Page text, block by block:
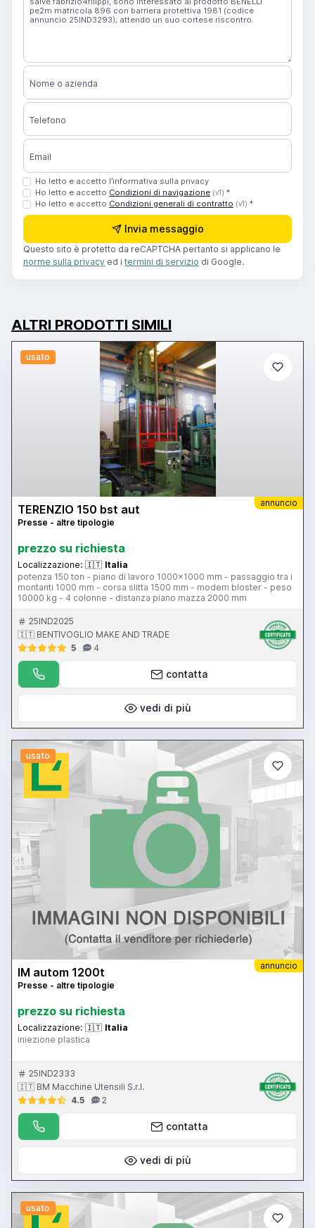
Nome o azienda
Telefono
Email
Ho letto e accetto l’informativa sulla privacy
Ho letto e accetto Condizioni di navigazione (v1) *
Ho letto e accetto Condizioni generali di contratto (v1) *
Invia messaggio
Questo sito è protetto da reCAPTCHA pertanto si applicano le
norme sulla privacy ed i termini di servizio di Google.
ALTRI PRODOTTI SIMILI
usato
annuncio
TERENZIO 150 bst aut
Presse - altre tipologie
prezzo su richiesta
Localizzazione: 🇮🇹 Italia
potenza 150 ton - piano di lavoro 1000x1000 mm - passaggio tra i
montanti 1000 mm - corsa slitta 1500 mm - modem bloster - peso
10000 kg - 4 colonne - distanza piano mazza 2000 mm
25IND2025
🇮🇹 BENTIVOGLIO MAKE AND TRADE
5
4
contatta
vedi di più
usato
annuncio
IM autom 1200t
Presse - altre tipologie
prezzo su richiesta
Localizzazione: 🇮🇹 Italia
iniezione plastica
25IND2333
🇮🇹 BM Macchine Utensili S.r.l.
4.5
2
contatta
vedi di più
usato